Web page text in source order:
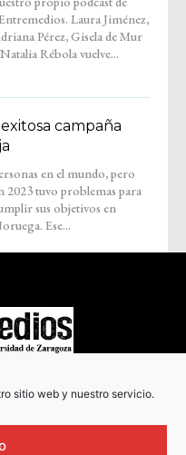
sitio web y nuestro servicio.
Rébola vuelve...
campaña
Ese...